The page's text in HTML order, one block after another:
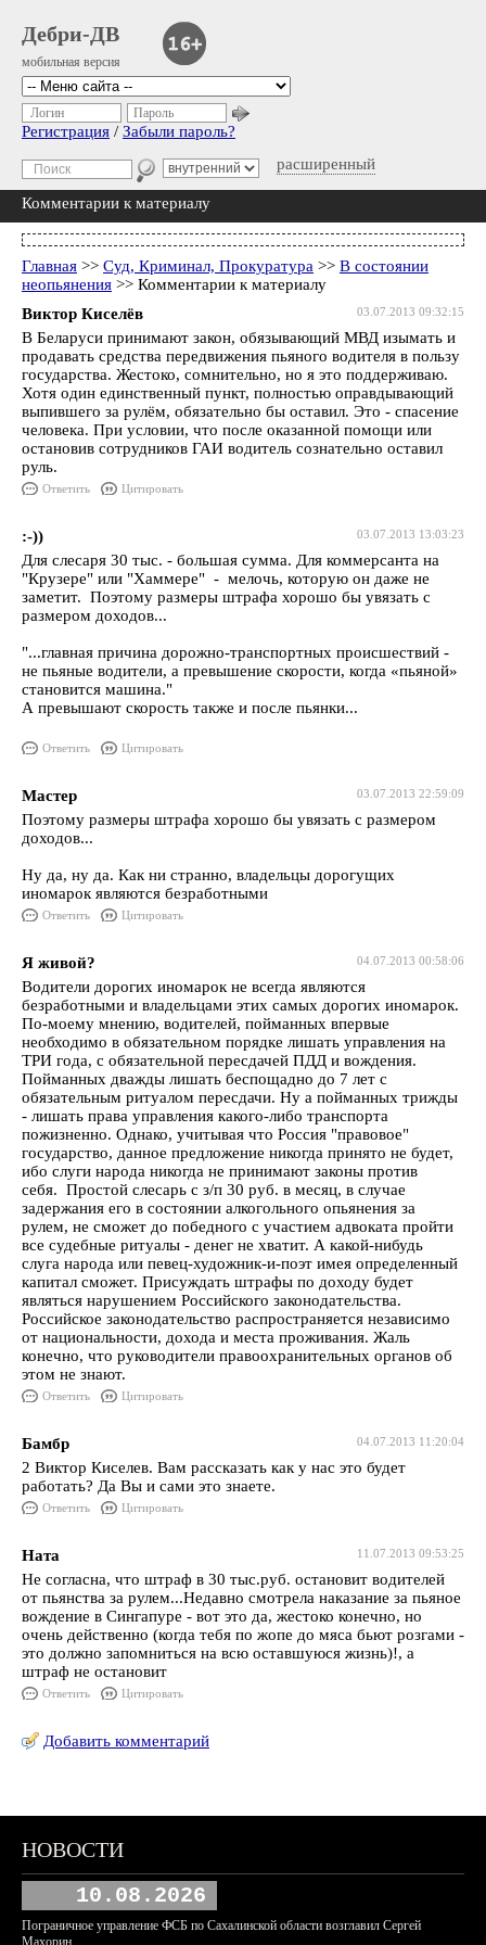
Дебри-ДВ
мобильная версия
расширенный
Логин Пароль
Регистрация / Забыли пароль?
Комментарии к материалу
Главная >> Суд, Криминал, Прокуратура >> В состоянии
неопьянения >> Комментарии к материалу
03.07.2013 09:32:15
Виктор Киселёв
В Беларуси принимают закон, обязывающий МВД изымать и
продавать средства передвижения пьяного водителя в пользу
государства. Жестоко, сомнительно, но я это поддерживаю.
Хотя один единственный пункт, полностью оправдывающий
выпившего за рулём, обязательно бы оставил. Это - спасение
человека. При условии, что после оказанной помощи или
остановив сотрудников ГАИ водитель сознательно оставил
руль.
Ответить Цитировать
03.07.2013 13:03:23
:-))
Для слесаря 30 тыс. - большая сумма. Для коммерсанта на
"Крузере" или "Хаммере" - мелочь, которую он даже не
заметит. Поэтому размеры штрафа хорошо бы увязать с
размером доходов...
"...главная причина дорожно-транспортных происшествий -
не пьяные водители, а превышение скорости, когда «пьяной»
становится машина."
А превышают скорость также и после пьянки...
Ответить Цитировать
03.07.2013 22:59:09
Мастер
Поэтому размеры штрафа хорошо бы увязать с размером
доходов...
Ну да, ну да. Как ни странно, владельцы дорогущих
иномарок являются безработными
Ответить Цитировать
04.07.2013 00:58:06
Я живой?
Водители дорогих иномарок не всегда являются
безработными и владельцами этих самых дорогих иномарок.
По-моему мнению, водителей, пойманных впервые
необходимо в обязательном порядке лишать управления на
ТРИ года, с обязательной пересдачей ПДД и вождения.
Пойманных дважды лишать беспощадно до 7 лет с
обязательным ритуалом пересдачи. Ну а пойманных трижды
- лишать права управления какого-либо транспорта
пожизненно. Однако, учитывая что Россия "правовое"
государство, данное предложение никогда принято не будет,
ибо слуги народа никогда не принимают законы против
себя. Простой слесарь с з/п 30 руб. в месяц, в случае
задержания его в состоянии алкогольного опьянения за
рулем, не сможет до победного с участием адвоката пройти
все судебные ритуалы - денег не хватит. А какой-нибудь
слуга народа или певец-художник-и-поэт имея определенный
капитал сможет. Присуждать штрафы по доходу будет
являться нарушением Российского законодательства.
Российское законодательство распространяется независимо
от национальности, дохода и места проживания. Жаль
конечно, что руководители правоохранительных органов об
этом не знают.
Ответить Цитировать
04.07.2013 11:20:04
Бамбр
2 Виктор Киселев. Вам рассказать как у нас это будет
работать? Да Вы и сами это знаете.
Ответить Цитировать
11.07.2013 09:53:25
Ната
Не согласна, что штраф в 30 тыс.руб. остановит водителей
от пьянства за рулем...Недавно смотрела наказание за пьяное
вождение в Сингапуре - вот это да, жестоко конечно, но
очень действенно (когда тебя по жопе до мяса бьют розгами -
это должно запомниться на всю оставшуюся жизнь)!, а
штраф не остановит
Ответить Цитировать
Добавить комментарий
НОВОСТИ
10.08.2026
Пограничное управление ФСБ по Сахалинской области возглавил Сергей
Махорин